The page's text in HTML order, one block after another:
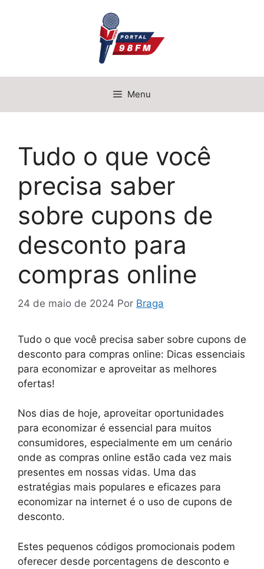
Menu
Tudo o que você
precisa saber
sobre cupons de
desconto para
compras online
24 de maio de 2024 Por Braga
Tudo o que você precisa saber sobre cupons de
desconto para compras online: Dicas essenciais
para economizar e aproveitar as melhores
ofertas!
Nos dias de hoje, aproveitar oportunidades
para economizar é essencial para muitos
consumidores, especialmente em um cenário
onde as compras online estão cada vez mais
presentes em nossas vidas. Uma das
estratégias mais populares e eficazes para
economizar na internet é o uso de cupons de
desconto.
Estes pequenos códigos promocionais podem
oferecer desde porcentagens de desconto e